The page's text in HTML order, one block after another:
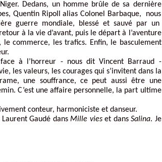
Dedans, un homme brûle de sa dernière
Quentin Ripoll alias Colonel Barbaque, nous
guerre mondiale, blessé et sauvé par un
à la vie d’avant, puis le départ à l’aventure
commerce, les trafics. Enfin, le basculement
à l’horreur - nous dit Vincent Barraud -
les valeurs, les courages qui s’invitent dans la
une souffrance, ce peut aussi être une
C’est une affaire personnelle, la part ultime
conteur, harmoniciste et danseur.
Gaudé dans Mille vieset dans Salina. Je